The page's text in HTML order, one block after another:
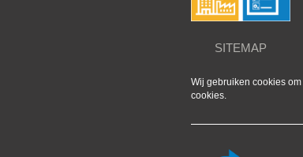
SITEMAP
Wij gebruiken cookies
cookies.